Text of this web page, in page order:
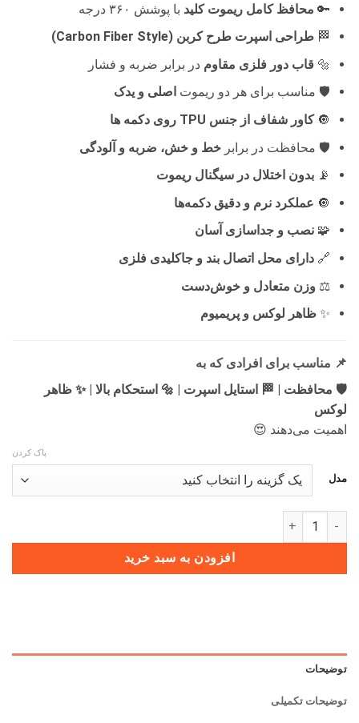
1,890,000 تومان
بود.
است.
🔑 محافظ کامل ریموت کلید با پوشش ۳۶۰ درجه
🏁 طراحی اسپرت طرح کربن (Carbon Fiber Style)
🔩 قاب دور فلزی مقاوم در برابر ضربه و فشار
🛡️ مناسب برای هر دو ریموت اصلی و یدک
🔘کاور شفاف از جنس TPU روی دکمه ها
🛡️ محافظت در برابر خط و خش، ضربه و آلودگی
📡 بدون اختلال در سیگنال ریموت
🔘 عملکرد نرم و دقیق دکمه‌ها
🧩 نصب و جداسازی آسان
🔗 دارای محل اتصال بند و جاکلیدی فلزی
⚖️ وزن متعادل و خوش‌دست
✨ ظاهر لوکس و پریمیوم
📌 مناسب برای افرادی که به
🛡️ محافظت | 🏁 استایل اسپرت | 🔩 استحکام بالا | ✨ ظاهر
لوکس
اهمیت می‌دهند 😍
مدل
پاک کردن
قاب ریموت جدید کربن تیگو 7 پرو هیبرید عدد
افزودن به سبد خرید
توضیحات
توضیحات تکمیلی